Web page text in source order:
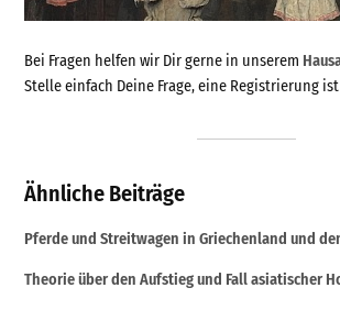
Bei Fragen helfen wir Dir gerne in unserem
Stelle einfach Deine Frage, eine Registrierung
Ähnliche Beiträge
Pferde und Streitwagen in Griechenland und
Theorie über den Aufstieg und Fall asiatischer